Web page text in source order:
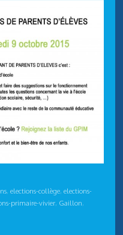
,elections-collège,elections-
primaire-vivier, Gaillon,